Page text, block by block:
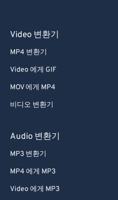
Video 변환기
MP4 변환기
Video 에게 GIF
MOV 에게 MP4
비디오 변환기
Audio 변환기
MP3 변환기
MP4 에게 MP3
Video 에게 MP3